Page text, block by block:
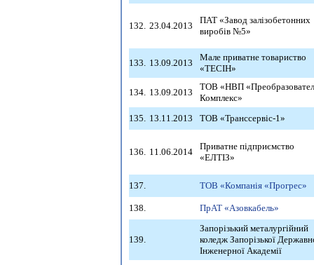
132. 23.04.2013
ПАТ «Завод залізобетонних
виробів №5»
133. 13.09.2013
Мале приватне товариство
«ТЕСІН»
134. 13.09.2013
ТОВ «НВП
Комплекс»
135. 13.11.2013 ТОВ «Транссервіс-1»
136. 11.06.2014
Приватне підприємство
«ЕЛТІЗ»
137. ТОВ «Компанія «Прогрес»
138. ПрАТ «Азовкабель»
139.
Запорізький металургійний
коледж Запорізької
Інженерної Академії